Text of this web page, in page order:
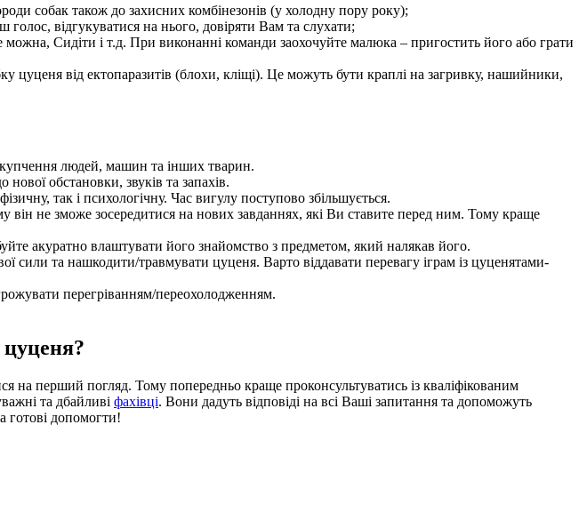
собак також до захисних комбінезонів (у холодну пору року);
відгукуватися на нього, довіряти Вам та слухати;
Сидіти і т.д. При виконанні команди заохочуйте малюка – пригостить його або грати
цуценя від ектопаразитів (блохи, кліщі). Це можуть бути краплі на загривку, нашийники,
людей, машин та інших тварин.
обстановки, звуків та запахів.
так і психологічну. Час вигулу поступово збільшується.
не зможе зосередитися на нових завданнях, які Ви ставите перед ним. Тому краще
акуратно влаштувати його знайомство з предметом, який налякав його.
та нашкодити/травмувати цуценя. Варто віддавати перевагу іграм із цуценятами-
перегріванням/переохолодженням.
на перший погляд. Тому попередньо краще проконсультуватись із кваліфікованим
та дбайливі фахівці. Вони дадуть відповіді на всі Ваші запитання та допоможуть
готові допомогти!